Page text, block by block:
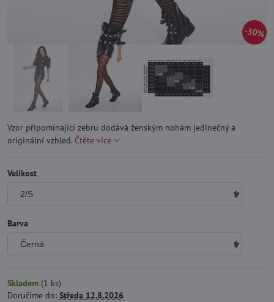
30%
Vzor připomínající zebru dodává ženským nohám jedinečný a
originální vzhled. Čtěte více
Velikost
Barva
Skladem (1 ks)
Doručíme do: Středa 12.8.2026